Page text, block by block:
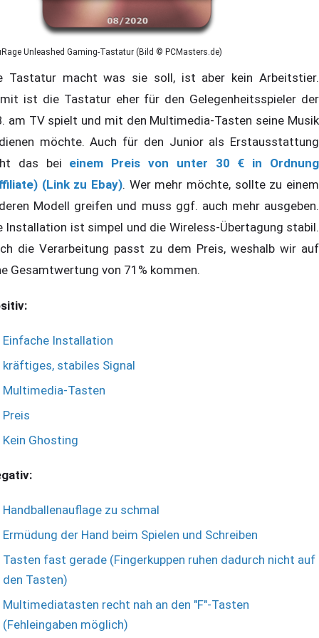
Unleashed Gaming-Tastatur (Bild © PCMasters.de)
Tastatur macht was sie soll, ist aber kein Arbeitstier.
ist die Tastatur eher für den Gelegenheitsspieler der
am TV spielt und mit den Multimedia-Tasten seine Musik
möchte. Auch für den Junior als Erstausstattung
das bei einem Preis von unter 30 € in Ordnung
(Link zu Ebay). Wer mehr möchte, sollte zu einem
Modell greifen und muss ggf. auch mehr ausgeben.
Installation ist simpel und die Wireless-Übertagung stabil.
die Verarbeitung passt zu dem Preis, weshalb wir auf
Gesamtwertung von 71% kommen.
Einfache Installation
kräftiges, stabiles Signal
Multimedia-Tasten
Preis
Kein Ghosting
Handballenauflage zu schmal
Ermüdung der Hand beim Spielen und Schreiben
Tasten fast gerade (Fingerkuppen ruhen dadurch nicht auf
den Tasten)
Multimediatasten recht nah an den "F"-Tasten
(Fehleingaben möglich)